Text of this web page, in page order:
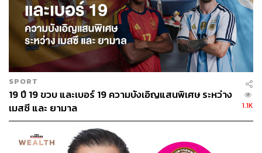
ณรงค์กร มโนจันทร์เพ็ญ
Content Creator กองบรรณาธิการข่าว THE
STANDARD
SPORT
19 ปี 19 ขวบ และเบอร์ 19 ความบังเอิญแสนพิเศษ ระหว่าง
เมสซี และ ยามาล
1.1K